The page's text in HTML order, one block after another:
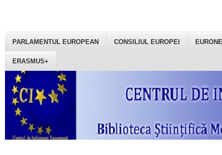
PARLAMENTUL EUROPEAN CONSILIUL EUROPEI
ERASMUS+